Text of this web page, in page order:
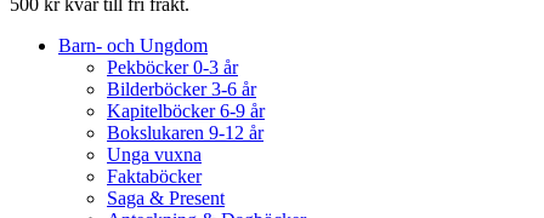
500 kr kvar till fri frakt.
Barn- och Ungdom
Pekböcker 0-3 år
Bilderböcker 3-6 år
Kapitelböcker 6-9 år
Bokslukaren 9-12 år
Unga vuxna
Faktaböcker
Saga & Present